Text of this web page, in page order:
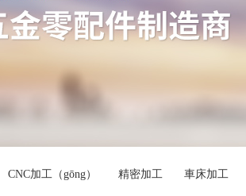
CNC加工（gōng） 精密加工 車床加工